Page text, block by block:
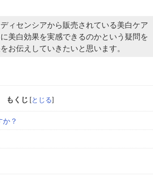
ィセンシアから販売されている美白ケア
美白効果を実感できるのかという疑問を
お伝えしていきたいと思います。
もくじ [とじる]
？